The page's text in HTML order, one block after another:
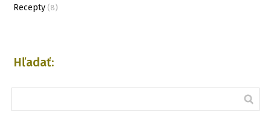
Recepty (8)
Hľadať: